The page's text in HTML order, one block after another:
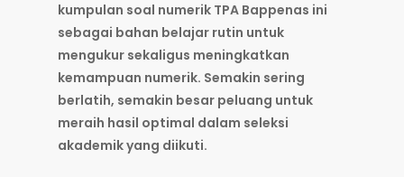
kumpulan soal numerik TPA Bappenas ini
sebagai bahan belajar rutin untuk
mengukur sekaligus meningkatkan
kemampuan numerik. Semakin sering
berlatih, semakin besar peluang untuk
meraih hasil optimal dalam seleksi
akademik yang diikuti.